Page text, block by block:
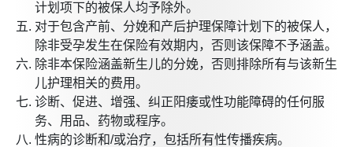
计划项下的被保人均予除外。
对于包含产前、分娩和产后护理保障计划下的被保人，
除非受孕发生在保险有效期内，否则该保障不予涵盖。
除非本保险涵盖新生儿的分娩，否则排除所有与该新生
儿护理相关的费用。
诊断、促进、增强、纠正阳痿或性功能障碍的任何服
务、用品、药物或程序。
性病的诊断和/或治疗，包括所有性传播疾病。